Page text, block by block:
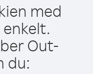
med
Out-
du: